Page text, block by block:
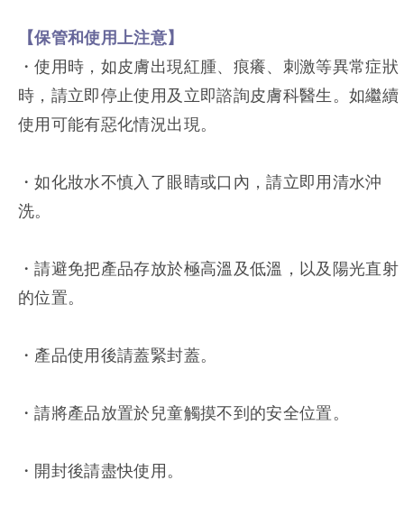
【保管和使用上注意】
・使用時，如皮膚出現紅腫、痕癢、刺激等異常症狀
時，請立即停止使用及立即諮詢皮膚科醫生。如繼續
使用可能有惡化情況出現。
・如化妝水不慎入了眼睛或口內，請立即用清水沖
洗。
・請避免把產品存放於極高溫及低溫，以及陽光直射
的位置。
・產品使用後請蓋緊封蓋。
・請將產品放置於兒童觸摸不到的安全位置。
・開封後請盡快使用。